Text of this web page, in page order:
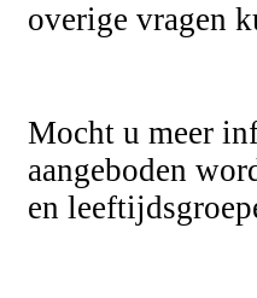
overige vragen
Mocht u meer
aangeboden
en